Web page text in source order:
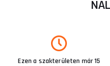
Ezen a szakterületen már 15